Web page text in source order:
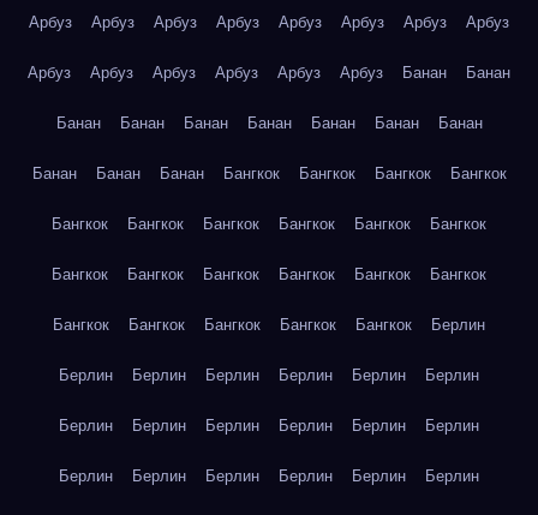
Арбуз Арбуз Арбуз Арбуз Арбуз Арбуз Арбуз Арбуз
Арбуз Арбуз Арбуз Арбуз Арбуз Арбуз Банан Банан
Банан Банан Банан Банан Банан Банан Банан
Банан Банан Банан Бангкок Бангкок Бангкок Бангкок
Бангкок Бангкок Бангкок Бангкок Бангкок Бангкок
Бангкок Бангкок Бангкок Бангкок Бангкок Бангкок
Бангкок Бангкок Бангкок Бангкок Бангкок Берлин
Берлин Берлин Берлин Берлин Берлин Берлин
Берлин Берлин Берлин Берлин Берлин Берлин
Берлин Берлин Берлин Берлин Берлин Берлин